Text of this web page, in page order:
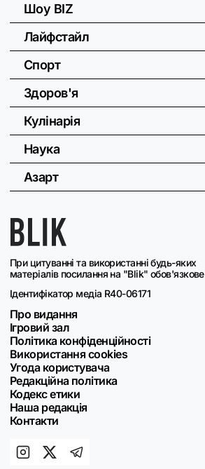
При цитуванні та використанні будь-яких
матеріалів посилання на "Blik" обов'язкове
Ідентифікатор медіа R40-06171
Про видання
Ігровий зал
Політика конфіденційності
Використання cookies
Угода користувача
Редакційна політика
Кодекс етики
Наша редакція
Контакти
Шоу BIZ
Лайфстайл
Спорт
Здоров'я
Кулінарія
Наука
Азарт